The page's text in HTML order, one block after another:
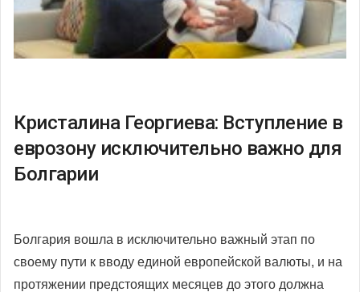
Кристалина Георгиева: Вступление в
еврозону исключительно важно для
Болгарии
Болгария вошла в исключительно важный этап по
своему пути к вводу единой европейской валюты, и на
протяжении предстоящих месяцев до этого должна